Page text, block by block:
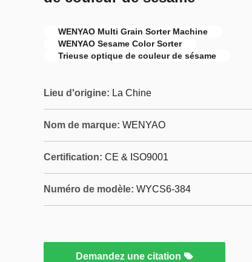
WENYAO Multi Grain Sorter Machine
WENYAO Sesame Color Sorter
Trieuse optique de couleur de sésame
Lieu d'origine: La Chine
Nom de marque: WENYAO
Certification: CE & ISO9001
Numéro de modèle: WYCS6-384
Demandez une citation